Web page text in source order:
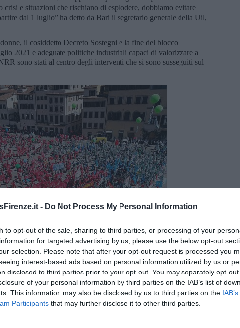
- Do Not Process My Personal Information
to opt-out of the sale, sharing to third parties, or processing of your
for targeted advertising by us, please use the below opt-out
selection. Please note that after your opt-out request is processed you
interest-based ads based on personal information utilized by us or
disclosed to third parties prior to your opt-out. You may separately opt-
of your personal information by third parties on the IAB’s list of
This information may also be disclosed by us to third parties on the
Participants that may further disclose it to other third parties.
e situazioni che rischiano di esplodere, dobbiamo evitare
dal 1 luglio” ha detto da Bari il segretario generale della Uil,
il cosiddetto Decreto Sostegni e la fine del blocco
2021 e adeguate politiche industriali capaci di valorizzare a
sono stati al centro degli interventi che si sono susseguiti sul